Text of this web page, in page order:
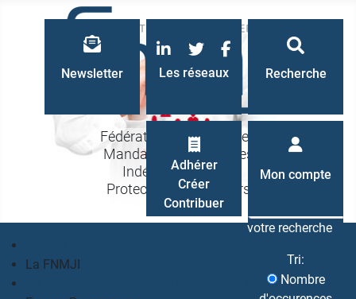
Fédération Nationale des
Mandataires Judiciaires
Indépendants à la
Protection des Majeurs
La FNMJI
Un métier, des valeurs, une philosophie partagés
Recherche
Recherche
votre recherche
Tri:
Nombre
Les réseaux
LinkedInTwitterFacebook
Newsletter
Mon compte
Adhérer
Créer
Contribuer